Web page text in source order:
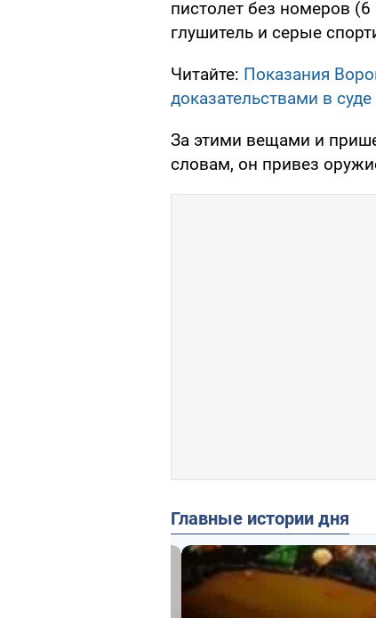
пистолет без номеров
глушитель и серые
Читайте: Показания
доказательствами в
За этими вещами и
словам, он привез
Главные истории дня